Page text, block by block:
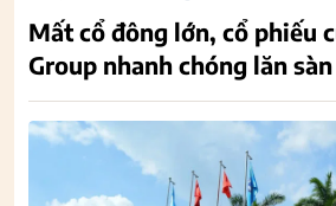
Mất cổ đông lớn, cổ phiếu
Group nhanh chóng lăn sàn